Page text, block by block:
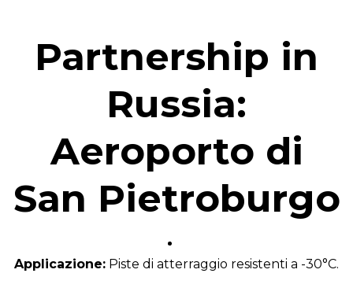
Partnership in
Russia:
Aeroporto di
San Pietroburgo
Applicazione: Piste di atterraggio resistenti a -30°C.